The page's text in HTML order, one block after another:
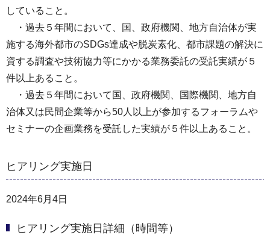
していること。
・過去５年間において、国、政府機関、地方自治体が実
施する海外都市のSDGs達成や脱炭素化、都市課題の解決に
資する調査や技術協力等にかかる業務委託の受託実績が５
件以上あること。
・過去５年間において国、政府機関、国際機関、地方自
治体又は民間企業等から50人以上が参加するフォーラムや
セミナーの企画業務を受託した実績が５件以上あること。
ヒアリング実施日
2024年6月4日
ヒアリング実施日詳細（時間等）